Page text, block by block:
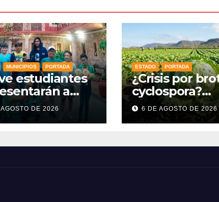
MUNICIPIOS PORTADA
estudiantes
a
en la
Mexicana
DE 2026
ESTADO PORTADA
¿Crisis por
cyclospora?
Guanajuato
mantiene
6 DE AGOSTO DE 2026